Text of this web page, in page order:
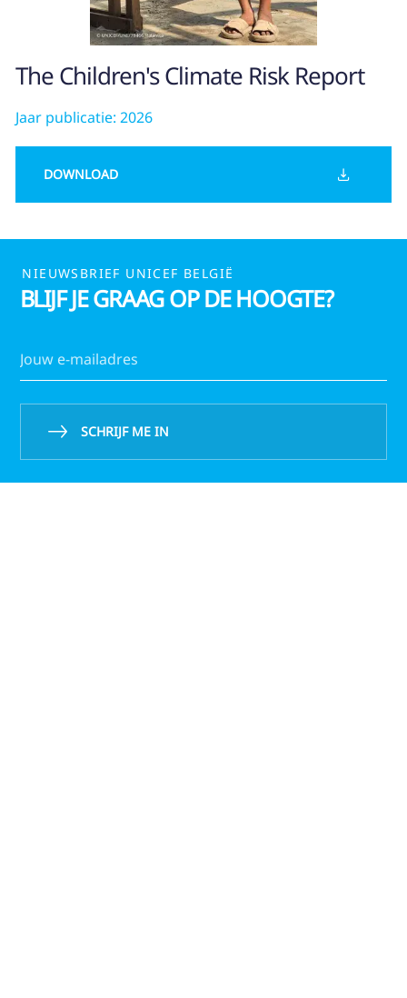
The Children's Climate Risk Report
Jaar publicatie: 2026
DOWNLOAD
NIEUWSBRIEF UNICEF BELGIË
BLIJF JE GRAAG OP DE HOOGTE?
SCHRIJF ME IN